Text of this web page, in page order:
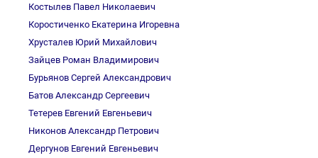
Костылев Павел Николаевич
Коростиченко Екатерина Игоревна
Хрусталев Юрий Михайлович
Зайцев Роман Владимирович
Бурьянов Сергей Александрович
Батов Александр Сергеевич
Тетерев Евгений Евгеньевич
Никонов Александр Петрович
Дергунов Евгений Евгеньевич